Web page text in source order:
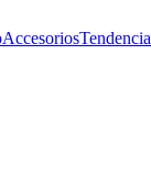
Accesorios